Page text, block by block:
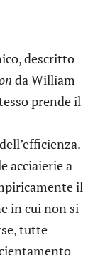
descritto
da William
prende il
acciaierie a
il
in cui non si
tutte